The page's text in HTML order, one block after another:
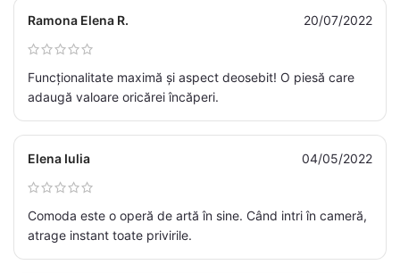
Ramona Elena R. 20/07/2022
Funcționalitate maximă și aspect deosebit! O piesă care
adaugă valoare oricărei încăperi.
Elena Iulia 04/05/2022
Comoda este o operă de artă în sine. Când intri în cameră,
atrage instant toate privirile.